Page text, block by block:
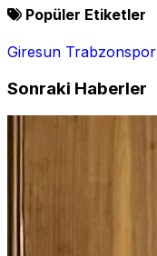
Popüler Etiketler
Giresun Trabzonspor
Sonraki Haberler